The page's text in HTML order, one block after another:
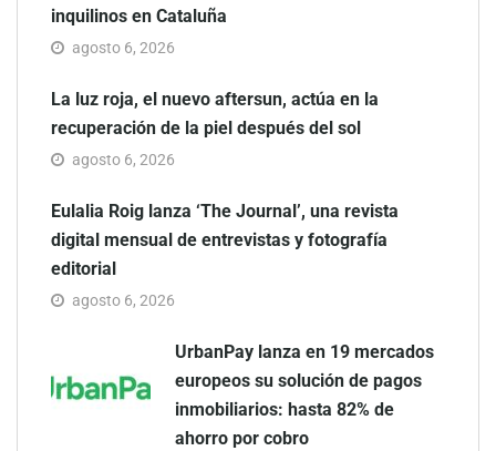
inquilinos en Cataluña
agosto 6, 2026
La luz roja, el nuevo aftersun, actúa en la
recuperación de la piel después del sol
agosto 6, 2026
Eulalia Roig lanza ‘The Journal’, una revista
digital mensual de entrevistas y fotografía
editorial
agosto 6, 2026
UrbanPay lanza en 19 mercados
europeos su solución de pagos
inmobiliarios: hasta 82% de
ahorro por cobro